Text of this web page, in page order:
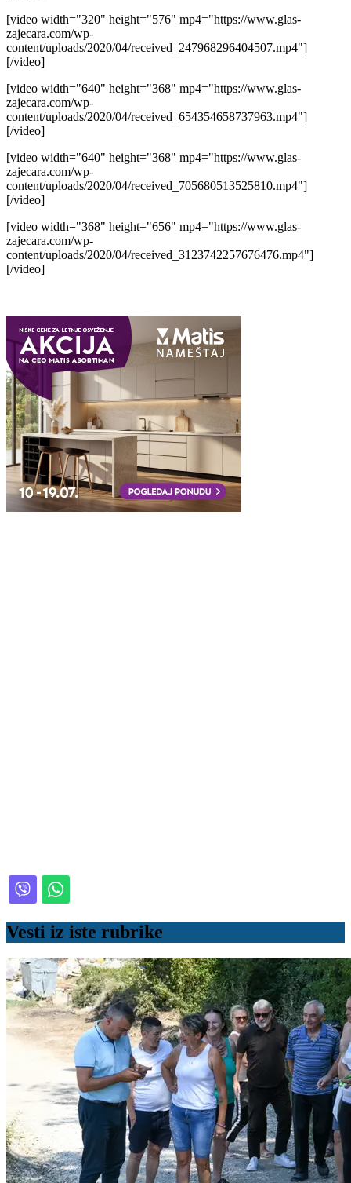
[video width="320" height="576" mp4="https://www.glas-
zajecara.com/wp-
content/uploads/2020/04/received_247968296404507.mp4"]
[/video]
[video width="640" height="368" mp4="https://www.glas-
zajecara.com/wp-
content/uploads/2020/04/received_654354658737963.mp4"]
[/video]
[video width="640" height="368" mp4="https://www.glas-
zajecara.com/wp-
content/uploads/2020/04/received_705680513525810.mp4"]
[/video]
[video width="368" height="656" mp4="https://www.glas-
zajecara.com/wp-
content/uploads/2020/04/received_3123742257676476.mp4"]
[/video]
Vesti iz iste rubrike